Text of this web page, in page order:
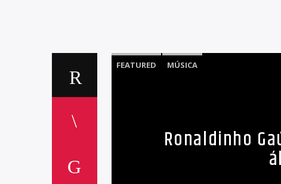
FEATURED MÚSICA
Ronaldinho